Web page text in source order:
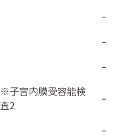
–
–
–
※子宮内膜受容能検
査2
–
–